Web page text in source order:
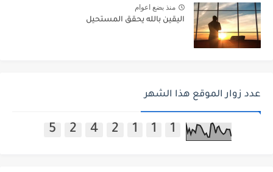
منذ بضع اعوام
اليقين بالله يحقق المستحيل
عدد زوار الموقع هذا الشهر
5 2 4 2 1 1 1